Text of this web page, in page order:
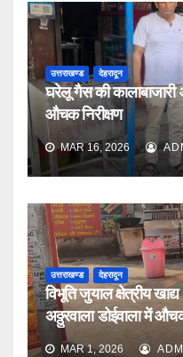
उत्तराखण्ड देहरादून
घरेलू गैस की
औचक निरीक्षण
MAR 16, 2026
उत्तराखण्ड देहरादून
विभूति जुयाल क्षेत्रीय
अठ्ठुरवाला डोईवाला में
MAR 1, 2026